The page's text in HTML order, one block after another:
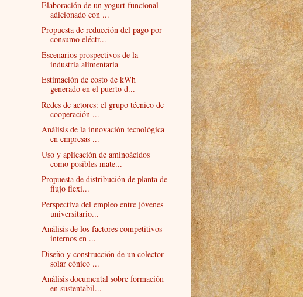
Elaboración de un yogurt funcional
adicionado con ...
Propuesta de reducción del pago por
consumo eléctr...
Escenarios prospectivos de la
industria alimentaria
Estimación de costo de kWh
generado en el puerto d...
Redes de actores: el grupo técnico de
cooperación ...
Análisis de la innovación tecnológica
en empresas ...
Uso y aplicación de aminoácidos
como posibles mate...
Propuesta de distribución de planta de
flujo flexi...
Perspectiva del empleo entre jóvenes
universitario...
Análisis de los factores competitivos
internos en ...
Diseño y construcción de un colector
solar cónico ...
Análisis documental sobre formación
en sustentabil...